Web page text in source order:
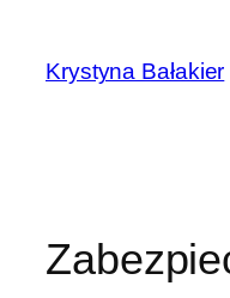
treściKrystyna Bałakier